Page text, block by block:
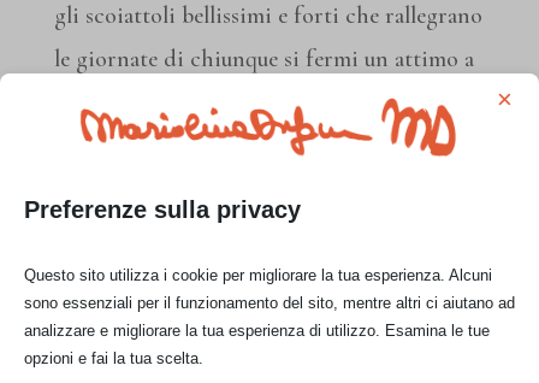
gli scoiattoli bellissimi e forti che rallegrano
le giornate di chiunque si fermi un attimo a
osservare i loro balzi e le loro rincorse sugli
alberi, i loro salti estremi e rischiosi.
acquerello:
Preferenze sulla privacy
×
Questo sito utilizza i cookie per migliorare la tua esperienza. Alcuni
sono essenziali per il funzionamento del sito, mentre altri ci aiutano ad
analizzare e migliorare la tua esperienza di utilizzo. Esamina le tue
opzioni e fai la tua scelta.